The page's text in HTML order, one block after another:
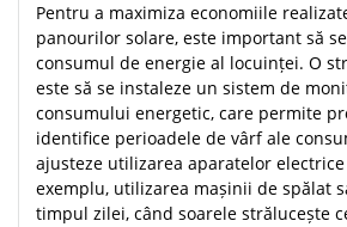
Pentru a maximiza economiile
panourilor solare, este important să
consumul de energie al locuinței. O
este să se instaleze un sistem de
consumului energetic, care permite
identifice perioadele de vârf ale
ajusteze utilizarea aparatelor
exemplu, utilizarea mașinii de spălat
timpul zilei, când soarele strălucește